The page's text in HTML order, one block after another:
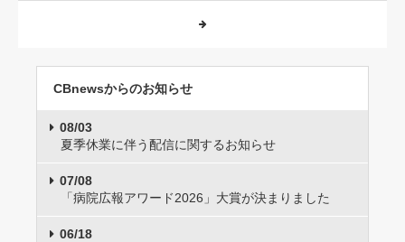
CBnewsからのお知らせ
08/03
夏季休業に伴う配信に関するお知らせ
07/08
「病院広報アワード2026」大賞が決まりました
06/18